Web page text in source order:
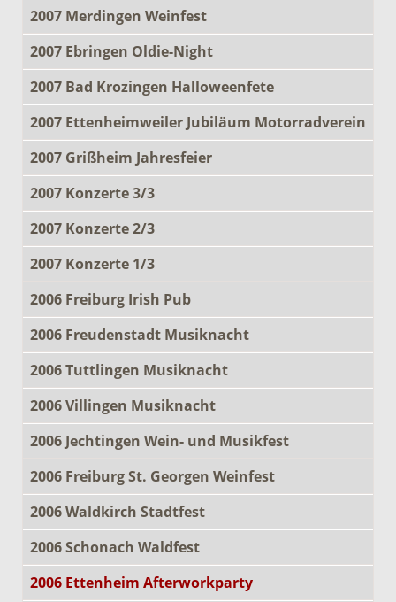
2007 Merdingen Weinfest
2007 Ebringen Oldie-Night
2007 Bad Krozingen Halloweenfete
2007 Ettenheimweiler Jubiläum Motorradverein
2007 Grißheim Jahresfeier
2007 Konzerte 3/3
2007 Konzerte 2/3
2007 Konzerte 1/3
2006 Freiburg Irish Pub
2006 Freudenstadt Musiknacht
2006 Tuttlingen Musiknacht
2006 Villingen Musiknacht
2006 Jechtingen Wein- und Musikfest
2006 Freiburg St. Georgen Weinfest
2006 Waldkirch Stadtfest
2006 Schonach Waldfest
2006 Ettenheim Afterworkparty